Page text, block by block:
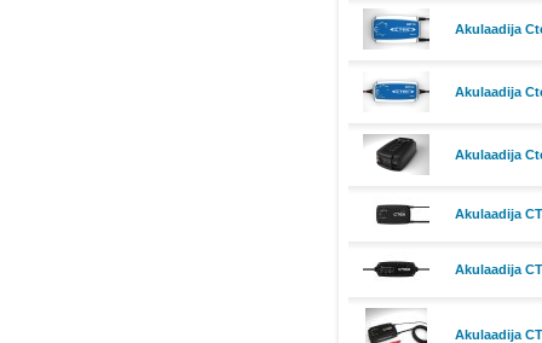
Akulaadija
Akulaadija
Akulaadija
Akulaadija
Akulaadija
Akulaadija